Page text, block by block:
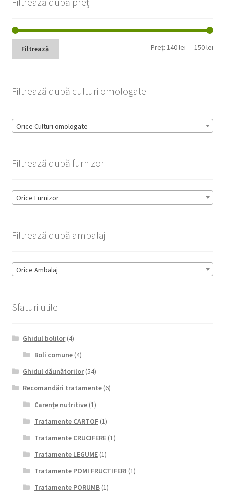
Filtrează Preț: 140 lei — 150 lei
Filtrează după culturi omologate
Orice Culturi omologate
Filtrează după furnizor
Orice Furnizor
Filtrează după ambalaj
Orice Ambalaj
Sfaturi utile
Ghidul bolilor(4)
Boli comune(4)
Ghidul dăunătorilor(54)
Recomandări tratamente (6)
Carențe nutritive(1)
Tratamente CARTOF(1)
Tratamente CRUCIFERE(1)
Tratamente LEGUME(1)
Tratamente POMI FRUCTIFERI (1)
Tratamente PORUMB(1)